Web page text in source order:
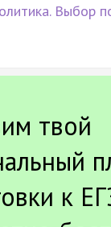
Выбор
твой
к